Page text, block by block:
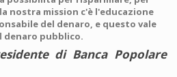
nostra mission c'è l'educazione
del denaro, e questo vale
pubblico.
di Banca Popolare